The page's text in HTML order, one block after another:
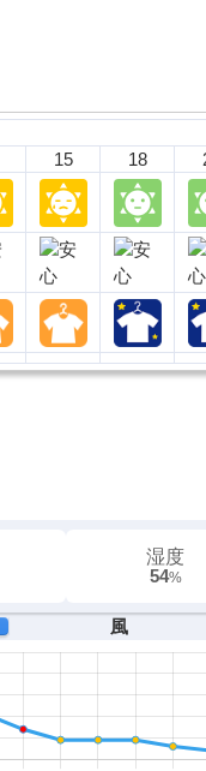
15 18
湿度
54%
風